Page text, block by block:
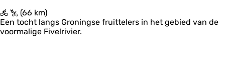
e
t
o
F
o
o
(66 km)
Een tocht langs Groningse fruittelers in het gebied van de
voormalige Fivelrivier.